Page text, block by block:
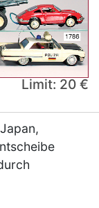
Limit: 20 €